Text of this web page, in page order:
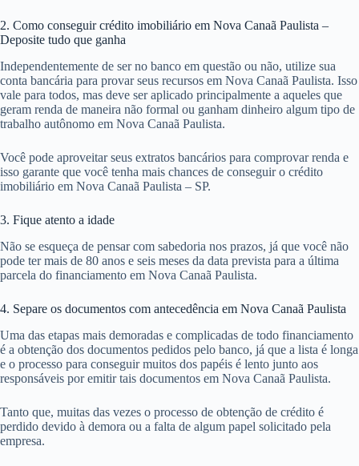
2. Como conseguir crédito imobiliário em Nova Canaã Paulista –
Deposite tudo que ganha
Independentemente de ser no banco em questão ou não, utilize sua
conta bancária para provar seus recursos em Nova Canaã Paulista. Isso
vale para todos, mas deve ser aplicado principalmente a aqueles que
geram renda de maneira não formal ou ganham dinheiro algum tipo de
trabalho autônomo em Nova Canaã Paulista.
Você pode aproveitar seus extratos bancários para comprovar renda e
isso garante que você tenha mais chances de conseguir o crédito
imobiliário em Nova Canaã Paulista – SP.
3. Fique atento a idade
Não se esqueça de pensar com sabedoria nos prazos, já que você não
pode ter mais de 80 anos e seis meses da data prevista para a última
parcela do financiamento em Nova Canaã Paulista.
4. Separe os documentos com antecedência em Nova Canaã Paulista
Uma das etapas mais demoradas e complicadas de todo financiamento
é a obtenção dos documentos pedidos pelo banco, já que a lista é longa
e o processo para conseguir muitos dos papéis é lento junto aos
responsáveis por emitir tais documentos em Nova Canaã Paulista.
Tanto que, muitas das vezes o processo de obtenção de crédito é
perdido devido à demora ou a falta de algum papel solicitado pela
empresa.